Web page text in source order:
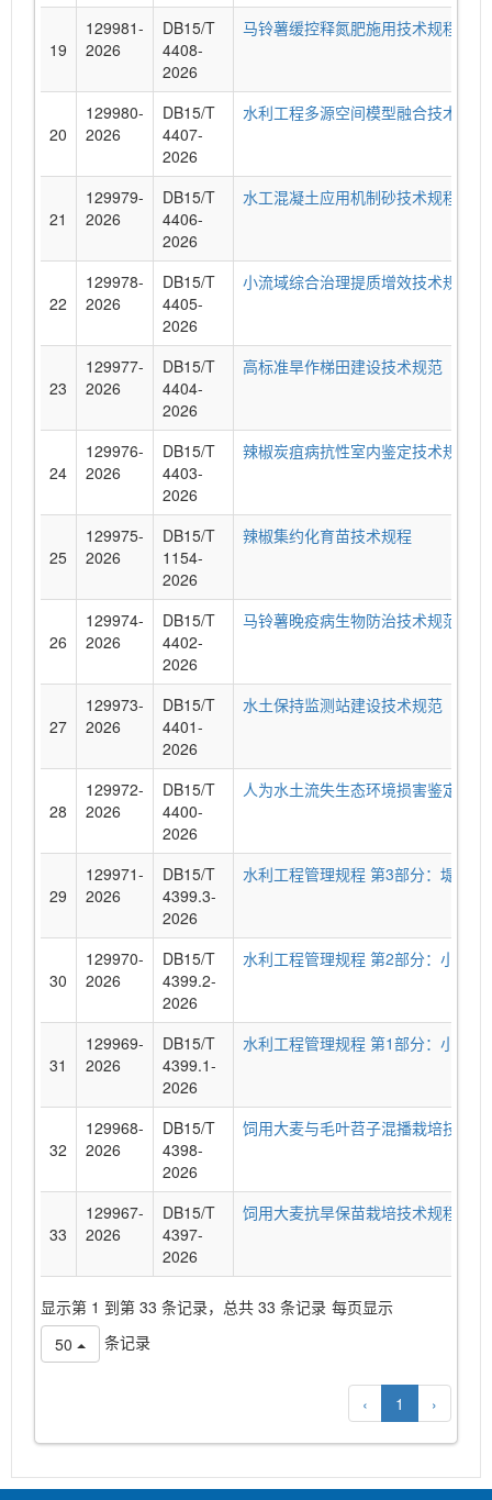
19
129981-
2026
DB15/T
4408-
2026
马铃薯缓控释氮肥施用技术规程
20
129980-
2026
DB15/T
4407-
2026
水利工程多源空间模型融合技术规范
21
129979-
2026
DB15/T
4406-
2026
水工混凝土应用机制砂技术规程
22
129978-
2026
DB15/T
4405-
2026
小流域综合治理提质增效技术规范
23
129977-
2026
DB15/T
4404-
2026
高标准旱作梯田建设技术规范
24
129976-
2026
DB15/T
4403-
2026
辣椒炭疽病抗性室内鉴定技术规程
25
129975-
2026
DB15/T
1154-
2026
辣椒集约化育苗技术规程
26
129974-
2026
DB15/T
4402-
2026
马铃薯晚疫病生物防治技术规范
27
129973-
2026
DB15/T
4401-
2026
水土保持监测站建设技术规范
28
129972-
2026
DB15/T
4400-
2026
人为水土流失生态环境损害鉴定评
29
129971-
2026
DB15/T
4399.3-
2026
水利工程管理规程 第3部分：堤防
30
129970-
2026
DB15/T
4399.2-
2026
水利工程管理规程 第2部分：小型水
31
129969-
2026
DB15/T
4399.1-
2026
水利工程管理规程 第1部分：小型水
32
129968-
2026
DB15/T
4398-
2026
饲用大麦与毛叶苕子混播栽培技术
33
129967-
2026
DB15/T
4397-
2026
饲用大麦抗旱保苗栽培技术规程
显示第 1 到第 33 条记录，总共 33 条记录 每页显示
50
条记录
‹ 1 ›